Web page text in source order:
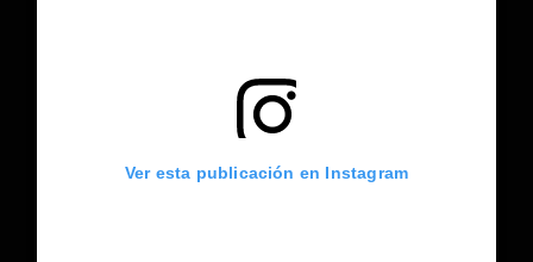
Ver esta publicación en Instagram